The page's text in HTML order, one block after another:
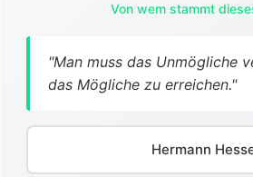
Von wem stammt
"Man muss das Unmögliche
das Mögliche zu erreichen."
Hermann